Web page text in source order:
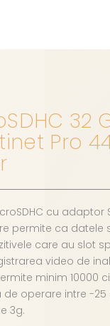
32
Pro
cu adaptor
permite ca datele
care au slot
video de
minim 10000
operare intre -25
3g.